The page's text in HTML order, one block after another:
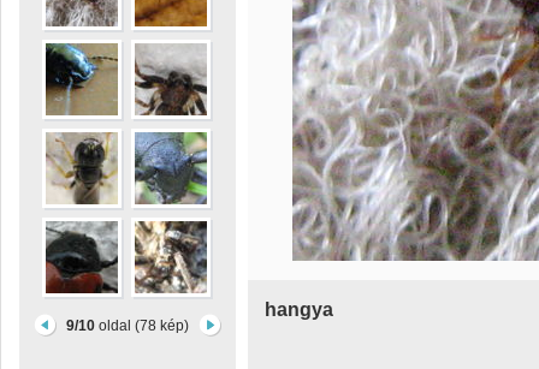
9/10 oldal (78 kép)
hangya